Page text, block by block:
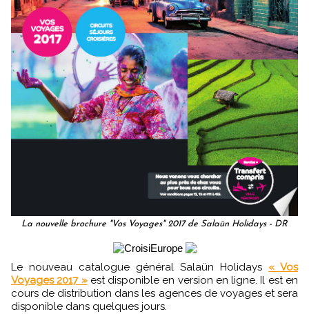
La nouvelle brochure "Vos Voyages" 2017 de Salaün Holidays - DR
Le nouveau catalogue général Salaün Holidays « Vos
Voyages 2017 »est disponible en version en ligne. Il est en
cours de distribution dans les agences de voyages et sera
disponible dans quelques jours.